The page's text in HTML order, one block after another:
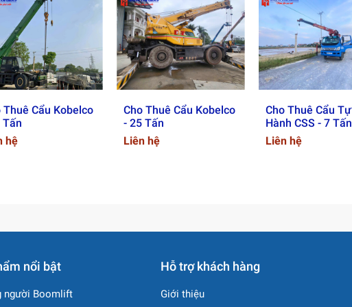
Cho Thuê Cẩu Hoàng Tâm Group?
Đảm Bảo An Toàn
giấy phép hoạt động và bảo hiểm theo quy định.
Thuê Cẩu Kobelco
Tấn
hệ
Cho Thuê Cẩu Kobelco
- 25 Tấn
Liên hệ
Cho Thuê Cẩu Tự
Hành CSS - 7 Tấn
Liên hệ
nổi bật
người Boomlift
Hỗ trợ khách hàng
Giới thiệu